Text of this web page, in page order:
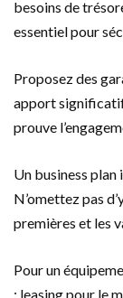
besoins de
essentiel pour
Proposez des
apport
prouve
Un business
N’omettez pas
premières et les
Pour un
: leasing pour le